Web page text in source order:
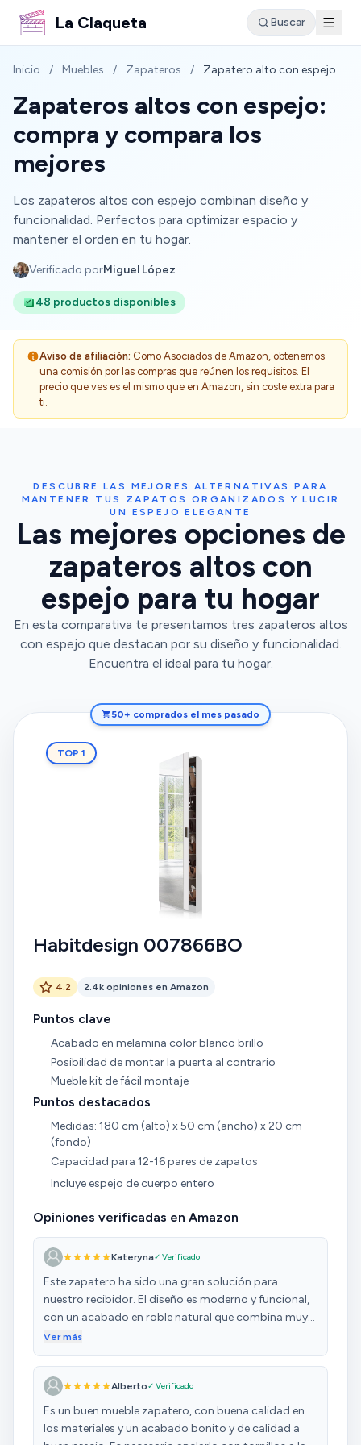
La Claqueta Buscar
Inicio / Muebles / Zapateros / Zapatero alto con espejo
Zapateros altos con espejo:
compra y compara los
mejores
Los zapateros altos con espejo combinan diseño y
funcionalidad. Perfectos para optimizar espacio y
mantener el orden en tu hogar.
Verificado porMiguel López
48 productos disponibles
Aviso de afiliación: Como Asociados de Amazon, obtenemos
una comisión por las compras que reúnen los requisitos. El
precio que ves es el mismo que en Amazon, sin coste extra para
ti.
DESCUBRE LAS MEJORES ALTERNATIVAS PARA
MANTENER TUS ZAPATOS ORGANIZADOS Y LUCIR
UN ESPEJO ELEGANTE
Las mejores opciones de
zapateros altos con
espejo para tu hogar
En esta comparativa te presentamos tres zapateros altos
con espejo que destacan por su diseño y funcionalidad.
Encuentra el ideal para tu hogar.
50+ comprados el mes pasado
TOP 1
Habitdesign 007866BO
4.2 2.4k opiniones en Amazon
Puntos clave
Acabado en melamina color blanco brillo
Posibilidad de montar la puerta al contrario
Mueble kit de fácil montaje
Puntos destacados
Medidas: 180 cm (alto) x 50 cm (ancho) x 20 cm
(fondo)
Capacidad para 12-16 pares de zapatos
Incluye espejo de cuerpo entero
Opiniones verificadas en Amazon
Kateryna✓ Verificado
Este zapatero ha sido una gran solución para
nuestro recibidor. El diseño es moderno y funcional,
con un acabado en roble natural que combina muy
bien con el resto de la decoración. Además, el espejo
día. Tiene capacidad para bastantes pares (unos 12–
16 dependiendo del tamaño) y el sistema de apertura
abatible es cómodo. Al ser tan estrecho (solo 20 cm
de fondo), no ocupa apenas espacio, pero cumple
perfectamente su función. El montaje requiere algo
Ver más
Alberto✓ Verificado
Es un buen mueble zapatero, con buena calidad en
los materiales y un acabado bonito y de calidad a